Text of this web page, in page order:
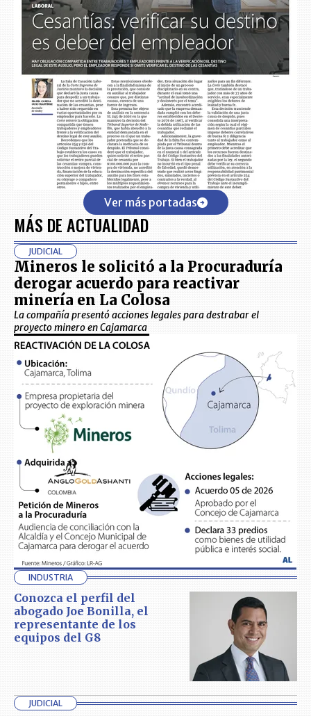
Ver más portadas
MÁS DE ACTUALIDAD
JUDICIAL
Mineros le solicitó a la Procuraduría
derogar acuerdo para reactivar
minería en La Colosa
La compañía presentó acciones legales para destrabar el
proyecto minero en Cajamarca
INDUSTRIA
Conozca el perfil del
abogado Joe Bonilla, el
representante de los
equipos del G8
JUDICIAL